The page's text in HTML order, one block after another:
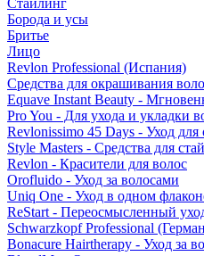
Стайлинг
Борода и усы
Бритье
Лицо
Revlon Professional (Испания)
Средства для окрашивания
Equave Instant Beauty -
Pro You - Для ухода и укладки
Revlonissimo 45 Days - Уход
Style Masters - Средства для
Revlon - Красители для волос
Orofluido - Уход за волосами
Uniq One - Уход в одном
ReStart - Переосмысленный
Schwarzkopf Professional
Bonacure Hairtherapy - Уход за